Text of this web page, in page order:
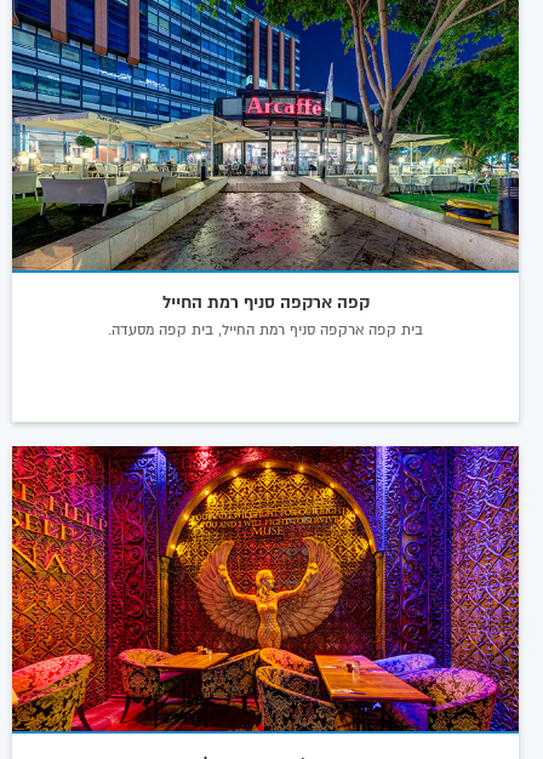
קפה ארקפה סניף רמת החייל
בית קפה ארקפה סניף רמת החייל, בית קפה מסעדה.